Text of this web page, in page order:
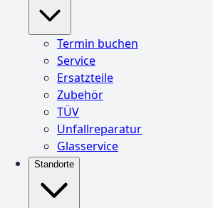
Termin buchen
Service
Ersatzteile
Zubehör
TÜV
Unfallreparatur
Glasservice
Standorte